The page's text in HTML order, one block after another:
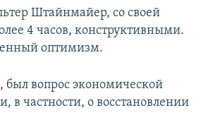
Штайнмайер, со своей
4 часов, конструктивными.
оптимизм.
был вопрос экономической
частности, о восстановлении